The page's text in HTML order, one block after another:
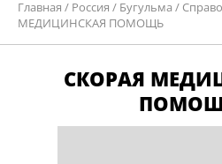
Главная / Россия / Бугульма /
МЕДИЦИНСКАЯ ПОМОЩЬ
СКОРАЯ